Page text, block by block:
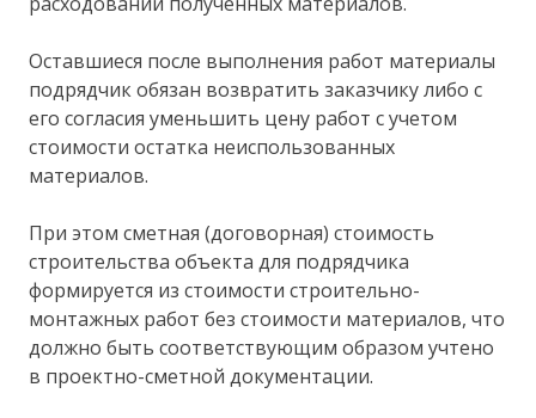
Оставшиеся после выполнения работ материалы
подрядчик обязан возвратить заказчику либо с
его согласия уменьшить цену работ с учетом
стоимости остатка неиспользованных
материалов.
При этом сметная (договорная) стоимость
строительства объекта для подрядчика
формируется из стоимости строительно-
монтажных работ без стоимости материалов, что
должно быть соответствующим образом учтено
в проектно-сметной документации.